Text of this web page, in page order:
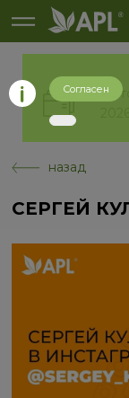
назад
СЕРГЕЙ
Согласен